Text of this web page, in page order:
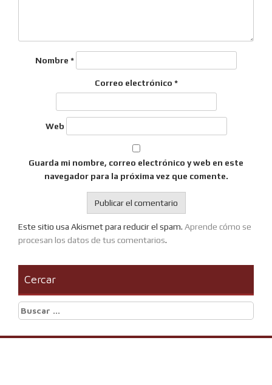
Nombre *
Correo electrónico *
Web
Guarda mi nombre, correo electrónico y web en este
navegador para la próxima vez que comente.
Este sitio usa Akismet para reducir el spam. Aprende cómo se
procesan los datos de tus comentarios.
Cercar
Buscar: